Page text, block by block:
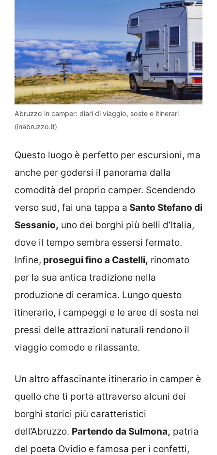
Abruzzo in camper: diari di viaggio, soste e itinerari
(inabruzzo.it)
Questo luogo è perfetto per escursioni, ma
anche per godersi il panorama dalla
comodità del proprio camper. Scendendo
verso sud, fai una tappa a Santo Stefano di
Sessanio, uno dei borghi più belli d’Italia,
dove il tempo sembra essersi fermato.
Infine, prosegui fino a Castelli, rinomato
per la sua antica tradizione nella
produzione di ceramica. Lungo questo
itinerario, i campeggi e le aree di sosta nei
pressi delle attrazioni naturali rendono il
viaggio comodo e rilassante.
Un altro affascinante itinerario in camper è
quello che ti porta attraverso alcuni dei
borghi storici più caratteristici
dell’Abruzzo. Partendo da Sulmona, patria
del poeta Ovidio e famosa per i confetti,